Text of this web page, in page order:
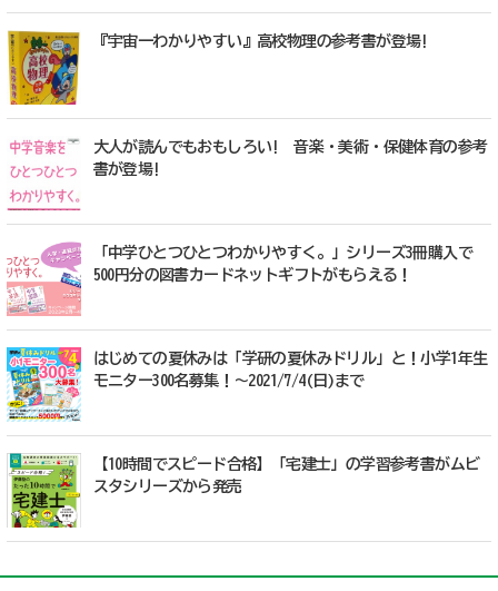
『宇宙一わかりやすい』高校物理の参考書が登場!
大人が読んでもおもしろい! 音楽・美術・保健体育の参考
書が登場!
「中学ひとつひとつわかりやすく。」シリーズ3冊購入で
500円分の図書カードネットギフトがもらえる！
はじめての夏休みは「学研の夏休みドリル」と！小学1年生
モニター300名募集！～2021/7/4(日)まで
【10時間でスピード合格】「宅建士」の学習参考書がムビ
スタシリーズから発売